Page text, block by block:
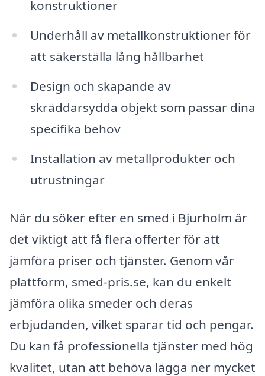
konstruktioner
Underhåll av metallkonstruktioner för
att säkerställa lång hållbarhet
Design och skapande av
skräddarsydda objekt som passar dina
specifika behov
Installation av metallprodukter och
utrustningar
När du söker efter en smed i Bjurholm är
det viktigt att få flera offerter för att
jämföra priser och tjänster. Genom vår
plattform, smed-pris.se, kan du enkelt
jämföra olika smeder och deras
erbjudanden, vilket sparar tid och pengar.
Du kan få professionella tjänster med hög
kvalitet, utan att behöva lägga ner mycket